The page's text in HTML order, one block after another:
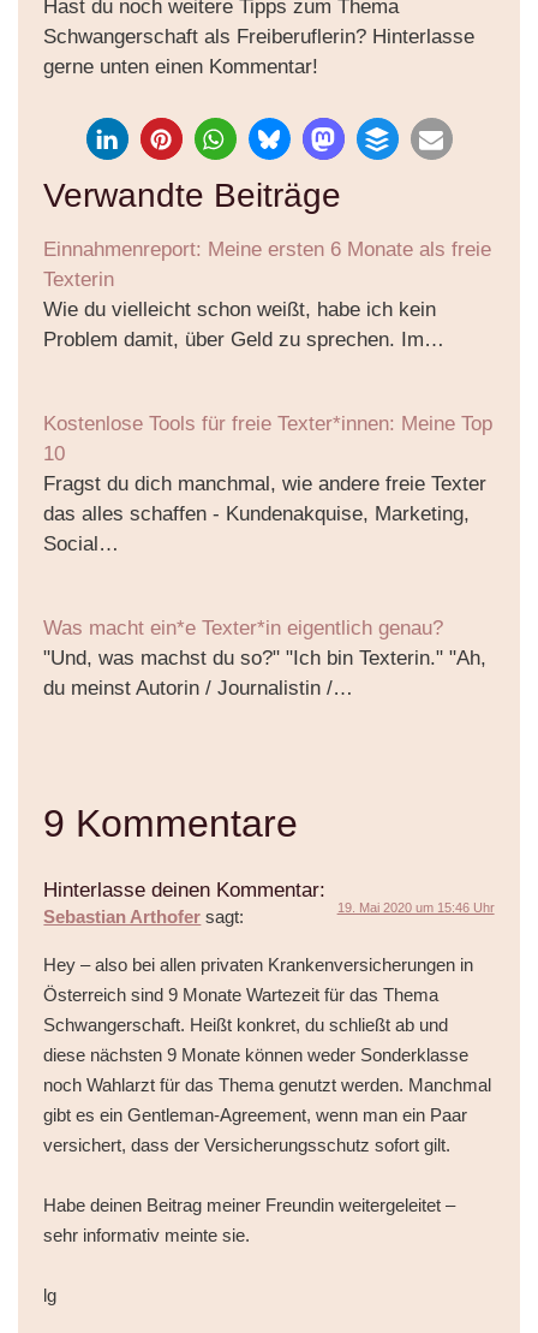
Hast du noch weitere Tipps zum Thema
Schwangerschaft als Freiberuflerin? Hinterlasse
gerne unten einen Kommentar!
Verwandte Beiträge
Einnahmenreport: Meine ersten 6 Monate als freie
Texterin
Wie du vielleicht schon weißt, habe ich kein
Problem damit, über Geld zu sprechen. Im…
Kostenlose Tools für freie Texter*innen: Meine Top
10
Fragst du dich manchmal, wie andere freie Texter
das alles schaffen - Kundenakquise, Marketing,
Social…
Was macht ein*e Texter*in eigentlich genau?
"Und, was machst du so?" "Ich bin Texterin." "Ah,
du meinst Autorin / Journalistin /…
Hinterlasse deinen Kommentar:
9 Kommentare
Sebastian Arthofer sagt: 19. Mai 2020 um 15:46 Uhr
Hey – also bei allen privaten Krankenversicherungen in
Österreich sind 9 Monate Wartezeit für das Thema
Schwangerschaft. Heißt konkret, du schließt ab und
diese nächsten 9 Monate können weder Sonderklasse
noch Wahlarzt für das Thema genutzt werden. Manchmal
gibt es ein Gentleman-Agreement, wenn man ein Paar
versichert, dass der Versicherungsschutz sofort gilt.
Habe deinen Beitrag meiner Freundin weitergeleitet –
sehr informativ meinte sie.
lg